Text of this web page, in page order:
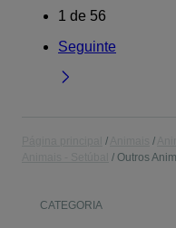
1 de 56
Seguinte
Outros
CATEGORIA